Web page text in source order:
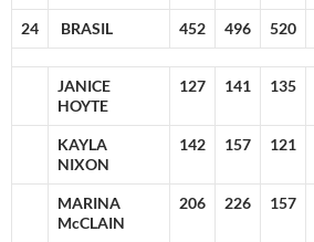
24 BRASIL 452 496 520
JANICE
HOYTE
127 141 135
KAYLA
NIXON
142 157 121
MARINA
McCLAIN
206 226 157